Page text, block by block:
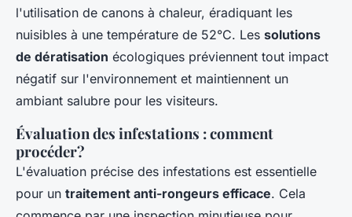
l'utilisation de canons à chaleur, éradiquant les
nuisibles à une température de 52°C. Les solutions
de dératisation écologiques préviennent tout impact
négatif sur l'environnement et maintiennent un
ambiant salubre pour les visiteurs.
Évaluation des infestations : comment
procéder?
L'évaluation précise des infestations est essentielle
pour un traitement anti-rongeurs efficace. Cela